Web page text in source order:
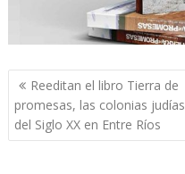
Navegación
de
entradas
Reeditan el libro Tierra de
promesas, las colonias judías
del Siglo XX en Entre Ríos